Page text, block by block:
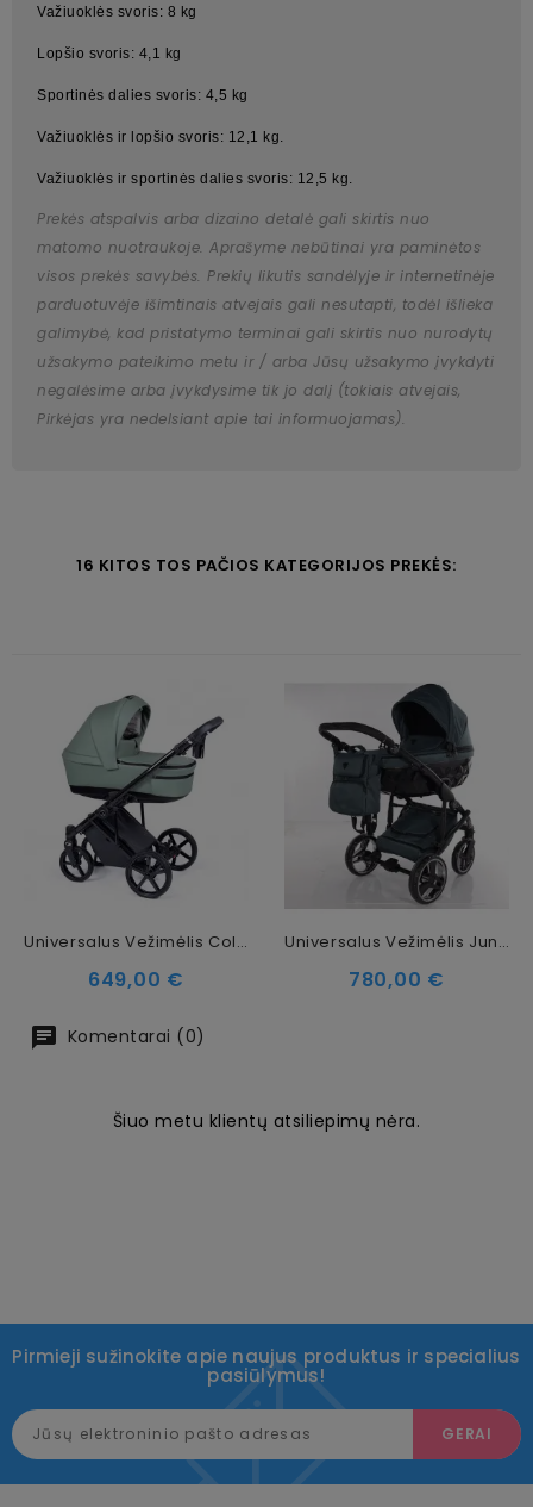
Važiuoklės svoris: 8 kg
Lopšio svoris: 4,1 kg
Sportinės dalies svoris: 4,5 kg
Važiuoklės ir lopšio svoris: 12,1 kg.
Važiuoklės ir sportinės dalies svoris: 12,5 kg.
Prekės atspalvis arba dizaino detalė gali skirtis nuo
matomo nuotraukoje. Aprašyme nebūtinai yra paminėtos
visos prekės savybės. Prekių likutis sandėlyje ir internetinėje
parduotuvėje išimtinais atvejais gali nesutapti, todėl išlieka
galimybė, kad pristatymo terminai gali skirtis nuo nurodytų
užsakymo pateikimo metu ir / arba Jūsų užsakymo įvykdyti
negalėsime arba įvykdysime tik jo dalį (tokiais atvejais,
Pirkėjas yra nedelsiant apie tai informuojamas).
16 KITOS TOS PAČIOS KATEGORIJOS PREKĖS:
Universalus Vežimėlis Coletto Fado Eco 3in1, Juodos Spalvos Važiuoklė ECO-03
Kaina
649,00 €
Universalus Vežimėlis Junama Basic 2in1, Petrol
Kaina
780,00 €
Komentarai (0)
Šiuo metu klientų atsiliepimų nėra.
Pirmieji sužinokite apie naujus produktus ir specialius
pasiūlymus!